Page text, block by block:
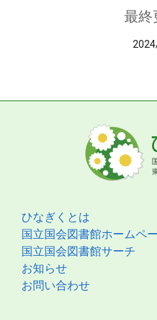
最終
ひなぎくとは
国立国会図書館ホームペ
国立国会図書館サーチ
お知らせ
お問い合わせ